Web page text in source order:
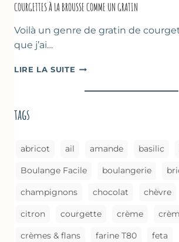
COURGETTES À LA BROUSSE COMME UN GRATIN
Voilà un genre de gratin de
que j’ai…
LIRE LA SUITE COURGETTES
LA
tags
abricot ail amande basilic
Boulange Facile boulangerie
champignons chocolat chèvre
citron courgette crème
crèmes & flans farine T80 feta